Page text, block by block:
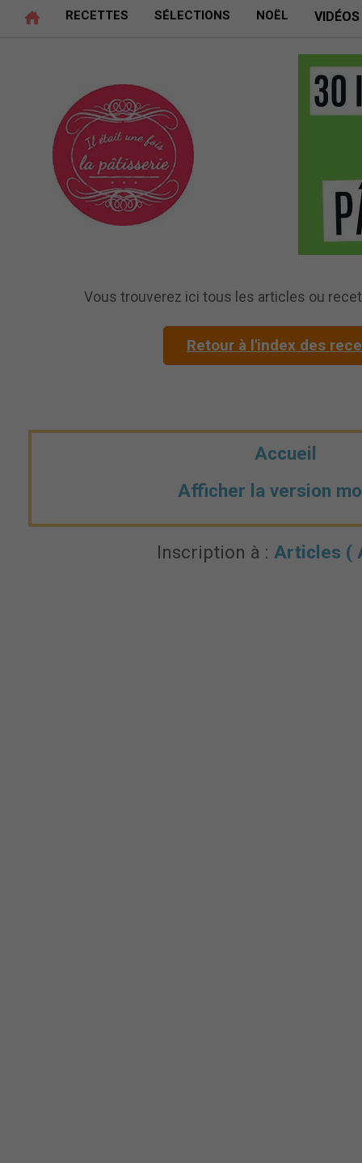
RECETTES SÉLECTIONS NOËL VIDÉOS
Vous trouverez ici tous les articles ou
Retour à l'index des
Accueil
Afficher la version
Inscription à :Articles (